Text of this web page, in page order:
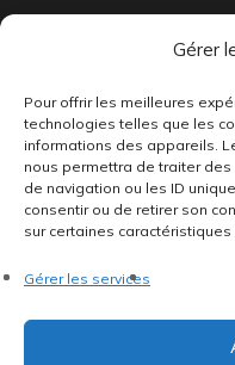
Gérer
Pour offrir les meilleures
technologies telles que les
informations des appareils.
nous permettra de traiter
de navigation ou les ID
consentir ou de retirer son
sur certaines caractéristiques
Gérer les services
toujours des pépites
confidentialité
Politique de cookies•